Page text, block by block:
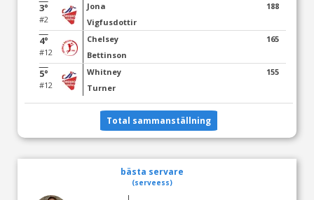
3°
#2
Jona
Vigfusdottir
188
4°
#12
Chelsey
Bettinson
165
5°
#12
Whitney
Turner
155
Total sammanställning
bästa servare
(serveess)